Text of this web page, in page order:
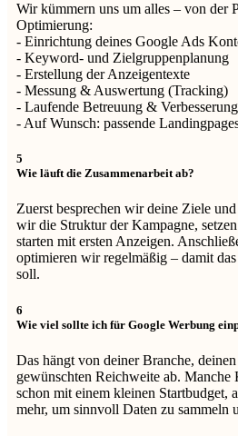
Wir kümmern uns um alles – von der
Optimierung:
- Einrichtung deines Google Ads
- Keyword- und Zielgruppenplanung
- Erstellung der Anzeigentexte
- Messung & Auswertung (Tracking)
- Laufende Betreuung & Verbesserung
- Auf Wunsch: passende
5
Wie läuft die Zusammenarbeit ab?
Zuerst besprechen wir deine Ziele
wir die Struktur der Kampagne,
starten mit ersten Anzeigen.
optimieren wir regelmäßig – damit
soll.
6
Wie viel sollte ich für Google Werbung
Das hängt von deiner Branche,
gewünschten Reichweite ab. Manche
schon mit einem kleinen Startbudget,
mehr, um sinnvoll Daten zu sammeln